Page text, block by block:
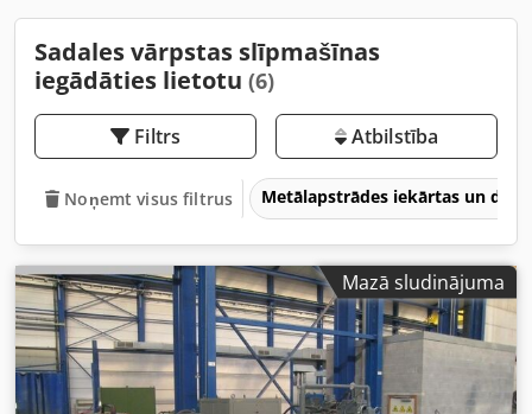
Sadales vārpstas slīpmašīnas
iegādāties lietotu (6)
Filtrs Atbilstība
Noņemt visus filtrus Metālapstrādes iekārtas un
Mazā sludinājuma